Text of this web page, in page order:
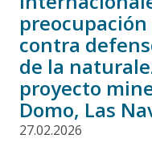
contra
de la
proyecto
Domo, Las
27.02.2026